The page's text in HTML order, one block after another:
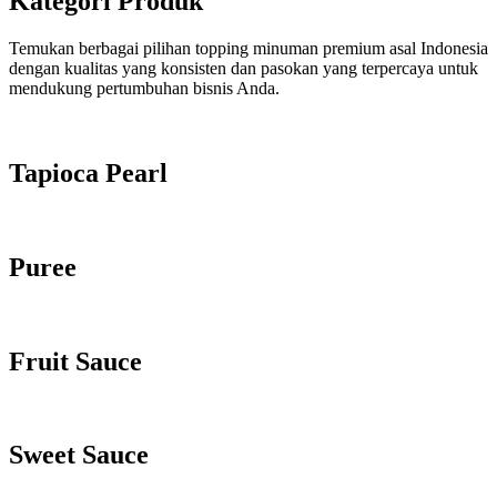
Temukan berbagai pilihan topping minuman premium asal Indonesia
dengan kualitas yang konsisten dan pasokan yang terpercaya untuk
mendukung pertumbuhan bisnis Anda.
Tapioca Pearl
Puree
Fruit Sauce
Sweet Sauce